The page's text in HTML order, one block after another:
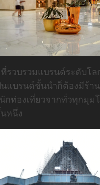
รวบรวมแบรนด์ระดับโ
นแบรนด์ชั้นนำก็ต้องมีร้
กท่องเที่ยวจากทั่วทุกมุม
หนึ่ง